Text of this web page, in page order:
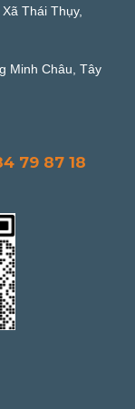
Thái Thụy,
Minh Châu, Tây
79 87 18